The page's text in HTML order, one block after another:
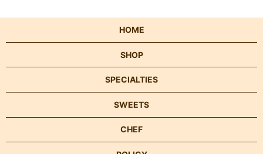
HOME
SHOP
SPECIALTIES
SWEETS
CHEF